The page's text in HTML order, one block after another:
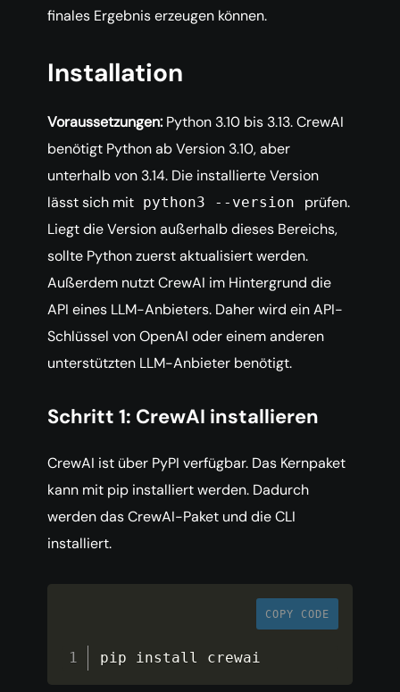
finales Ergebnis erzeugen können.
Installation
Voraussetzungen: Python 3.10 bis 3.13. CrewAI
benötigt Python ab Version 3.10, aber
unterhalb von 3.14. Die installierte Version
lässt sich mit python3 --version
prüfen.
Liegt die Version außerhalb dieses Bereichs,
sollte Python zuerst aktualisiert werden.
Außerdem nutzt CrewAI im Hintergrund die
API eines LLM-Anbieters. Daher wird ein API-
Schlüssel von OpenAI oder einem anderen
unterstützten LLM-Anbieter benötigt.
Schritt 1: CrewAI installieren
CrewAI ist über PyPI verfügbar. Das Kernpaket
kann mit pip installiert werden. Dadurch
werden das CrewAI-Paket und die CLI
installiert.
COPY CODE
pip install crewai